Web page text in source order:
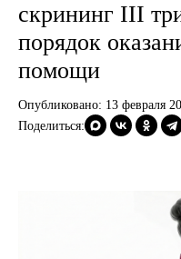
скрининг III
порядок
помощи
Опубликовано: 13 февраля
Поделиться: